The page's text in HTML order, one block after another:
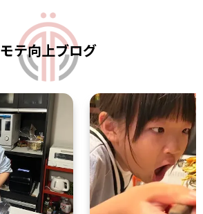
モテ向上ブログ